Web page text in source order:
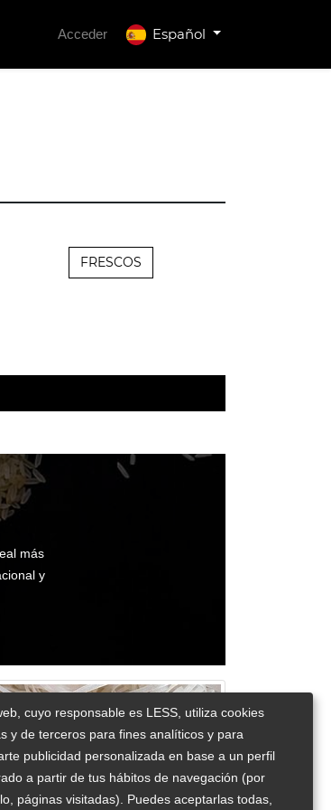
Español
Acceder
FRESCOS
más
y
cuyo responsable es LESS, utiliza cookies
y de terceros para fines analíticos y para
publicidad personalizada en base a un perfil
a partir de tus hábitos de navegación (por
páginas visitadas). Puedes aceptarlas todas,